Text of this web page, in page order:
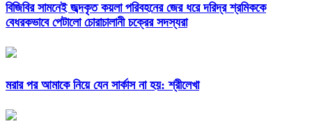
বিজিবির সামনেই জব্দকৃত কয়লা পরিবহনের জের ধরে দরিদ্র শ্রমিককে
বেধরকভাবে পেটালো চোরাচালানী চক্রের সদস্যরা
মরার পর আমাকে নিয়ে যেন সার্কাস না হয়: শ্রীলেখা